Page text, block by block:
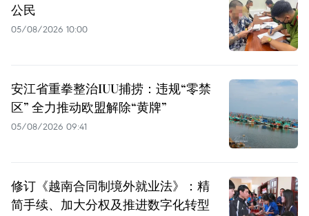
公民
05/08/2026 10:00
安江省重拳整治IUU捕捞：违规“零禁
区” 全力推动欧盟解除“黄牌”
05/08/2026 09:41
修订《越南合同制境外就业法》：精
简手续、加大分权及推进数字化转型